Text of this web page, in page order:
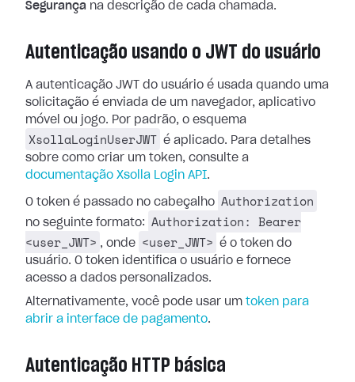
Segurança na descrição de cada chamada.
Autenticação usando o JWT do usuário
A autenticação JWT do usuário é usada quando uma
solicitação é enviada de um navegador, aplicativo
móvel ou jogo. Por padrão, o esquema
XsollaLoginUserJWT é aplicado. Para detalhes
sobre como criar um token, consulte a
documentação Xsolla Login API.
O token é passado no cabeçalho Authorization
no seguinte formato:
Authorization: Bearer
<user_JWT> , onde <user_JWT>
é o token do
usuário. O token identifica o usuário e fornece
acesso a dados personalizados.
Alternativamente, você pode usar um token para
abrir a interface de pagamento.
Autenticação HTTP básica